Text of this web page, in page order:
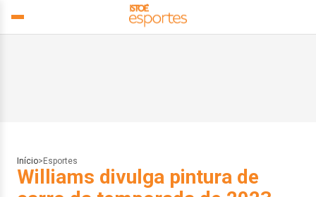
Início> Esportes
Williams divulga pintura de